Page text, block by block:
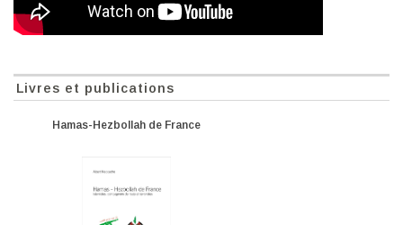
Livres et publications
Hamas-Hezbollah de France